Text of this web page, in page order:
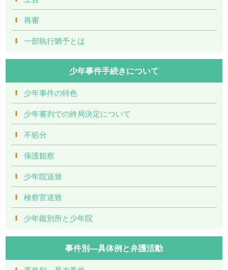
再審
一部執行猶予とは
少年事件手続きについて
少年事件の特色
少年審判での終局決定について
不処分
保護観察
少年院送致
検察官送致
少年鑑別所と少年院
事件別―具体例と弁護活動